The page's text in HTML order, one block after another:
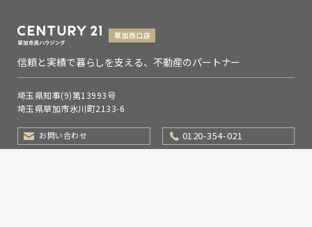
信頼と実績で暮らしを支える、不動産のパートナー
埼玉県知事(9)第13993号
埼玉県草加市氷川町2133-6
お問い合わせ 0120-354-021